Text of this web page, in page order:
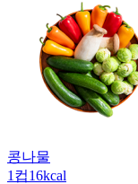
콩나물
1 컵16kcal